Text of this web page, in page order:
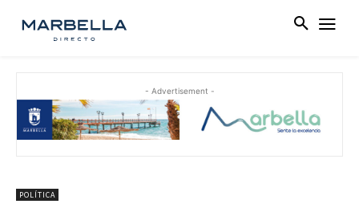
- Advertisement -
POLÍTICA